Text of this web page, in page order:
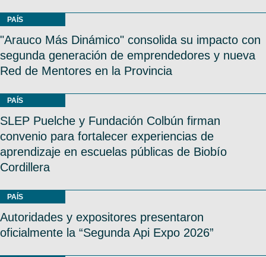
PAÍS
"Arauco Más Dinámico" consolida su impacto con
segunda generación de emprendedores y nueva
Red de Mentores en la Provincia
PAÍS
SLEP Puelche y Fundación Colbún firman
convenio para fortalecer experiencias de
aprendizaje en escuelas públicas de Biobío
Cordillera
PAÍS
Autoridades y expositores presentaron
oficialmente la “Segunda Api Expo 2026”